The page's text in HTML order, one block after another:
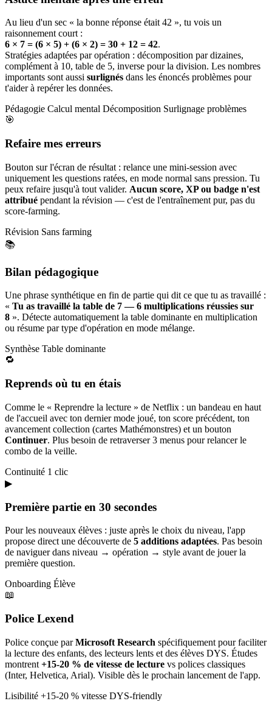
Au lieu d'un sec « la bonne réponse était 42 », tu vois un
raisonnement court :
6 × 7 = (6 × 5) + (6 × 2) = 30 + 12 = 42.
Stratégies adaptées par opération : décomposition par dizaines,
complément à 10, table de 5, inverse pour la division. Les nombres
importants sont aussi surlignés dans les énoncés problèmes pour
t'aider à repérer les données.
Pédagogie Calcul mental Décomposition Surlignage problèmes
🎯
Refaire mes erreurs
Bouton sur l'écran de résultat : relance une mini-session avec
uniquement les questions ratées, en mode normal sans pression. Tu
peux refaire jusqu'à tout valider. Aucun score, XP ou badge n'est
attribué pendant la révision — c'est de l'entraînement pur, pas du
score-farming.
Révision Sans farming
📚
Bilan pédagogique
Une phrase synthétique en fin de partie qui dit ce que tu as travaillé :
« Tu as travaillé la table de 7 — 6 multiplications réussies sur
8 ». Détecte automatiquement la table dominante en multiplication
ou résume par type d'opération en mode mélange.
Synthèse Table dominante
🔁
Reprends où tu en étais
Comme le « Reprendre la lecture » de Netflix : un bandeau en haut
de l'accueil avec ton dernier mode joué, ton score précédent, ton
avancement collection (cartes Mathémonstres) et un bouton
Continuer. Plus besoin de retraverser 3 menus pour relancer le
combo de la veille.
Continuité 1 clic
▶
Première partie en 30 secondes
Pour les nouveaux élèves : juste après le choix du niveau, l'app
propose direct une découverte de 5 additions adaptées. Pas besoin
de naviguer dans niveau → opération → style avant de jouer la
première question.
Onboarding Élève
📖
Police Lexend
Police conçue parMicrosoft Research spécifiquement pour faciliter
la lecture des enfants, des lecteurs lents et des élèves DYS. Études
montrent +15-20 % de vitesse de lecture vs polices classiques
(Inter, Helvetica, Arial). Visible dès le prochain lancement de l'app.
Lisibilité +15-20 % vitesse DYS-friendly